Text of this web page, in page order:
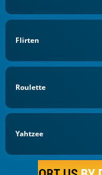
Flirten
Roulette
Yahtzee